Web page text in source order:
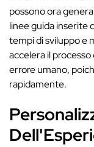
possono ora
linee guida inserite
tempi di sviluppo e
accelera il
errore umano,
rapidamente.